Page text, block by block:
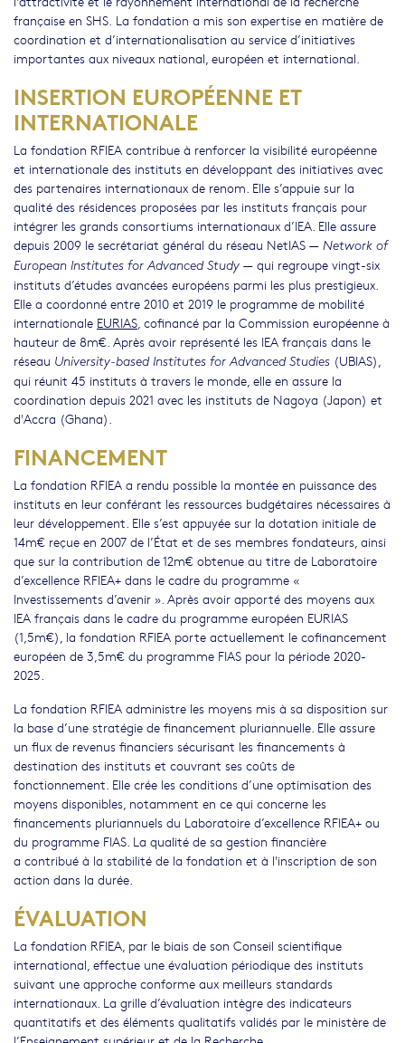
française en SHS. La fondation a mis son expertise en matière de
coordination et d’internationalisation au service d’initiatives
importantes aux niveaux national, européen et international.
INSERTION EUROPÉENNE ET
INTERNATIONALE
La fondation RFIEA contribue à renforcer la visibilité européenne
et internationale des instituts en développant des initiatives avec
des partenaires internationaux de renom. Elle s’appuie sur la
qualité des résidences proposées par les instituts français pour
intégrer les grands consortiums internationaux d’IEA. Elle assure
depuis 2009 le secrétariat général du réseau NetIAS — Network of
European Institutes for Advanced Study — qui regroupe vingt-six
instituts d’études avancées européens parmi les plus prestigieux.
Elle a coordonné entre 2010 et 2019 le programme de mobilité
internationale EURIAS, cofinancé par la Commission européenne à
hauteur de 8m€. Après avoir représenté les IEA français dans le
réseau University-based Institutes for Advanced Studies (UBIAS),
qui réunit 45 instituts à travers le monde, elle en assure la
coordination depuis 2021 avec les instituts de Nagoya (Japon) et
d'Accra (Ghana).
FINANCEMENT
La fondation RFIEA a rendu possible la montée en puissance des
instituts en leur conférant les ressources budgétaires nécessaires à
leur développement. Elle s’est appuyée sur la dotation initiale de
14m€ reçue en 2007 de l’État et de ses membres fondateurs, ainsi
que sur la contribution de 12m€ obtenue au titre de Laboratoire
d’excellence RFIEA+ dans le cadre du programme «
Investissements d’avenir ». Après avoir apporté des moyens aux
IEA français dans le cadre du programme européen EURIAS
(1,5m€), la fondation RFIEA porte actuellement le cofinancement
européen de 3,5m€ du programme FIAS pour la période 2020-
2025.
La fondation RFIEA administre les moyens mis à sa disposition sur
la base d’une stratégie de financement pluriannuelle. Elle assure
un flux de revenus financiers sécurisant les financements à
destination des instituts et couvrant ses coûts de
fonctionnement. Elle crée les conditions d’une optimisation des
moyens disponibles, notamment en ce qui concerne les
financements pluriannuels du Laboratoire d’excellence RFIEA+ ou
du programme FIAS. La qualité de sa gestion financière
a contribué à la stabilité de la fondation et à l'inscription de son
action dans la durée.
ÉVALUATION
La fondation RFIEA, par le biais de son Conseil scientifique
international, effectue une évaluation périodique des instituts
suivant une approche conforme aux meilleurs standards
internationaux. La grille d’évaluation intègre des indicateurs
quantitatifs et des éléments qualitatifs validés par le ministère de